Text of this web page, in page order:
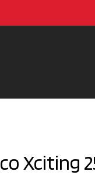
Xciting